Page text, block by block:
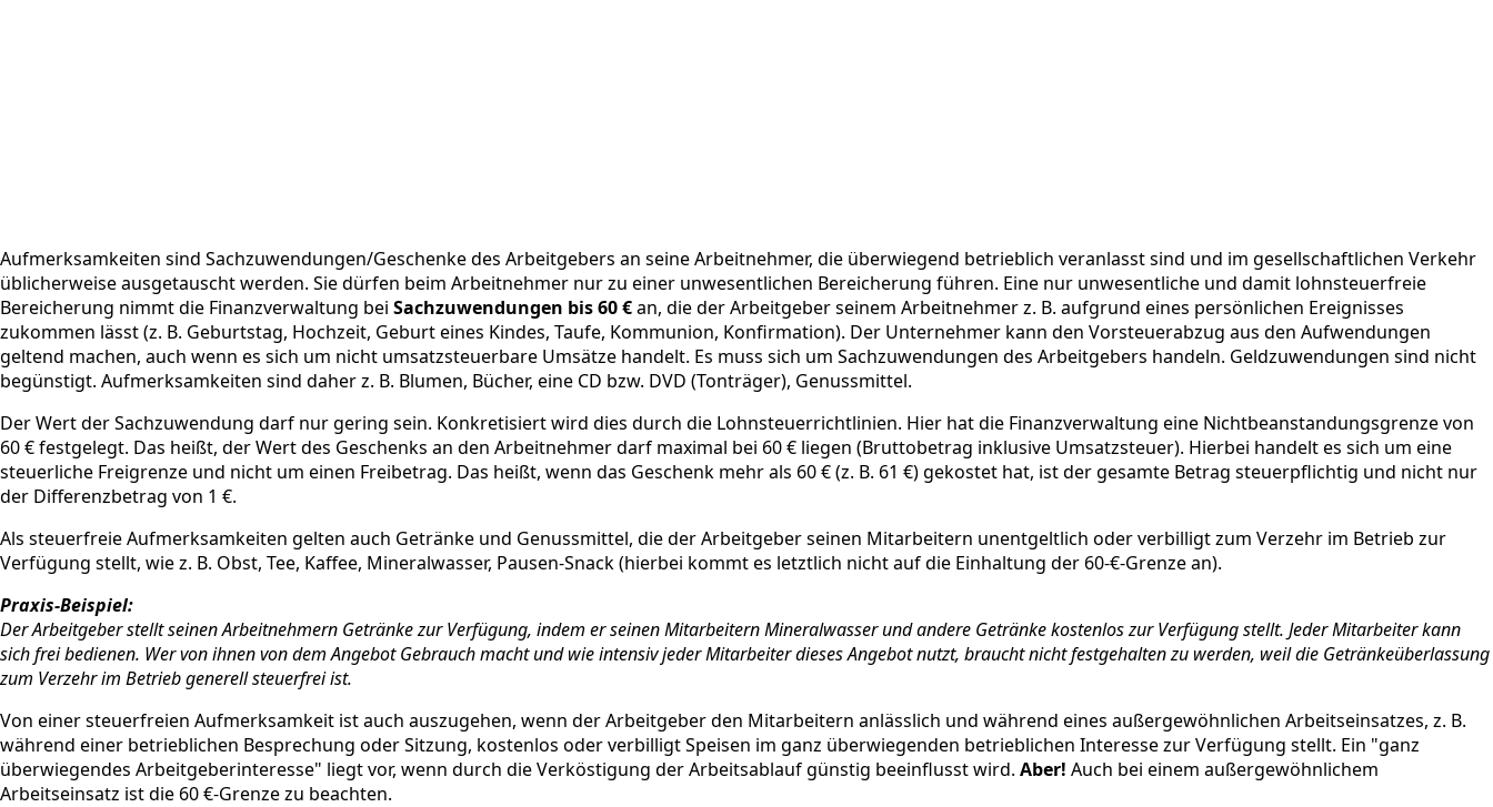
Aufmerksamkeiten sind Sachzuwendungen/Geschenke des Arbeitgebers an seine Arbeitnehmer, die überwiegend betrieblich veranlasst sind und im gesellschaftlichen Verkehr
üblicherweise ausgetauscht werden. Sie dürfen beim Arbeitnehmer nur zu einer unwesentlichen Bereicherung führen. Eine nur unwesentliche und damit lohnsteuerfreie
Bereicherung nimmt die Finanzverwaltung bei Sachzuwendungen bis 60 €an, die der Arbeitgeber seinem Arbeitnehmer z. B. aufgrund eines persönlichen Ereignisses
zukommen lässt (z. B. Geburtstag, Hochzeit, Geburt eines Kindes, Taufe, Kommunion, Konfirmation). Der Unternehmer kann den Vorsteuerabzug aus den Aufwendungen
geltend machen, auch wenn es sich um nicht umsatzsteuerbare Umsätze handelt. Es muss sich um Sachzuwendungen des Arbeitgebers handeln. Geldzuwendungen sind nicht
begünstigt. Aufmerksamkeiten sind daher z. B. Blumen, Bücher, eine CD bzw. DVD (Tonträger), Genussmittel.
Der Wert der Sachzuwendung darf nur gering sein. Konkretisiert wird dies durch die Lohnsteuerrichtlinien. Hier hat die Finanzverwaltung eine Nichtbeanstandungsgrenze von
60 € festgelegt. Das heißt, der Wert des Geschenks an den Arbeitnehmer darf maximal bei 60 € liegen (Bruttobetrag inklusive Umsatzsteuer). Hierbei handelt es sich um eine
steuerliche Freigrenze und nicht um einen Freibetrag. Das heißt, wenn das Geschenk mehr als 60 € (z. B. 61 €) gekostet hat, ist der gesamte Betrag steuerpflichtig und nicht nur
der Differenzbetrag von 1 €.
Als steuerfreie Aufmerksamkeiten gelten auch Getränke und Genussmittel, die der Arbeitgeber seinen Mitarbeitern unentgeltlich oder verbilligt zum Verzehr im Betrieb zur
Verfügung stellt, wie z. B. Obst, Tee, Kaffee, Mineralwasser, Pausen-Snack (hierbei kommt es letztlich nicht auf die Einhaltung der 60-€-Grenze an).
Praxis-Beispiel:
Der Arbeitgeber stellt seinen Arbeitnehmern Getränke zur Verfügung, indem er seinen Mitarbeitern Mineralwasser und andere Getränke kostenlos zur Verfügung stellt. Jeder Mitarbeiter kann
sich frei bedienen. Wer von ihnen von dem Angebot Gebrauch macht und wie intensiv jeder Mitarbeiter dieses Angebot nutzt, braucht nicht festgehalten zu werden, weil die Getränkeüberlassung
zum Verzehr im Betrieb generell steuerfrei ist.
Von einer steuerfreien Aufmerksamkeit ist auch auszugehen, wenn der Arbeitgeber den Mitarbeitern anlässlich und während eines außergewöhnlichen Arbeitseinsatzes, z. B.
während einer betrieblichen Besprechung oder Sitzung, kostenlos oder verbilligt Speisen im ganz überwiegenden betrieblichen Interesse zur Verfügung stellt. Ein "ganz
überwiegendes Arbeitgeberinteresse" liegt vor, wenn durch die Verköstigung der Arbeitsablauf günstig beeinflusst wird. Aber! Auch bei einem außergewöhnlichem
Arbeitseinsatz ist die 60 €-Grenze zu beachten.